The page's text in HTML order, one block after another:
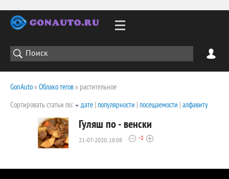
GonAuto» Облако тегов» растительное
Сортировать статьи по:
дате | популярности | посещаемости | алфавиту
Гуляш по - венски
21-07-2020, 18:08 -1